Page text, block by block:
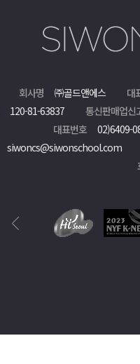
회사명 ㈜골드앤에스
대
120-81-63837
통신판매업신
대표번호
02)6409-
siwoncs@siwonschool.com